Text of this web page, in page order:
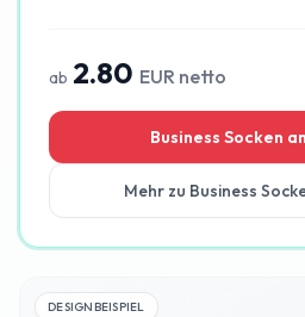
ab 2.80 EUR netto
Business Socken
Mehr zu Business
DESIGNBEISPIEL